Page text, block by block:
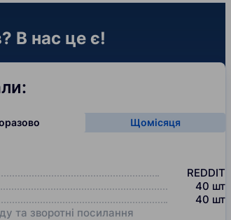
В нас це є!
Щомісяця
REDDIT
40 шт
40 шт
та зворотні посилання